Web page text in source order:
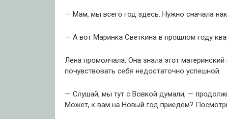
— Мам, мы всего год здесь. Нужно сначала
— А вот Маринка Светкина в прошлом году
Лена промолчала. Она знала этот
почувствовать себя недостаточно успешной.
— Слушай, мы тут с Вовкой думали, —
Может, к вам на Новый год приедем?